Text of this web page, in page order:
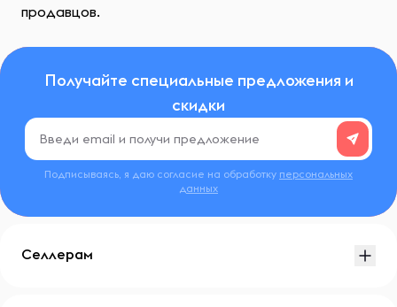
продавцов.
Получайте специальные предложения и
скидки
Подписываясь, я даю согласие на обработку персональных
данных
Селлерам